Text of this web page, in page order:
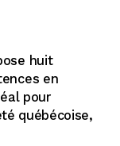
huit
en
pour
québécoise,